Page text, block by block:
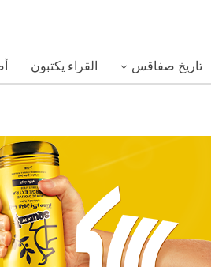
تاريخ صفاقس القراء يكتبون